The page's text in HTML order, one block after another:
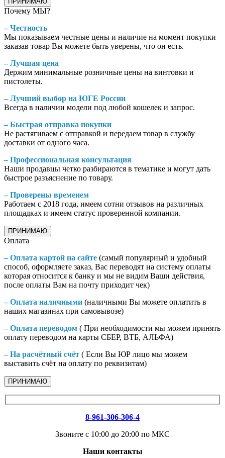
Почему МЫ?
– Честность
Мы показываем честные цены и наличие на момент покупки
заказав товар Вы можете быть уверены, что он есть.
– Лучшая цена
Держим минимальные розничные цены на винтовки и
пистолеты.
– Лучший выбор на ЮГЕ России
Всегда в наличии модели под любой кошелек и запрос.
– Быстрая отправка покупки
Не растягиваем с отправкой и передаем товар в службу
доставки от одного часа.
– Профессиональная консультация
Наши продавцы четко разбираются в тематике и могут дать
быстрое разъяснение по товару.
– Проверены временем
Работаем с 2018 года, имеем сотни отзывов на различных
площадках и имеем статус проверенной компании.
ПРИНИМАЮ
Оплата
– Оплата картой на сайте (самый популярный и удобный
способ, оформляете заказ, Вас переводят на систему оплаты
которая относится к банку и мы не видим Ваши действия,
после оплаты Вам на почту приходит чек)
– Оплата наличными (наличными Вы можете оплатить в
наших магазинах при самовывозе)
– Оплата переводом ( При необходимости мы можем принять
оплату переводом на карты СБЕР, ВТБ, АЛЬФА)
– На расчётный счёт ( Если Вы ЮР лицо мы можем
выставить счёт на оплату по реквизитам)
ПРИНИМАЮ
8-961-306-306-4
Звоните с 10:00 до 20:00 по МКС
Наши контакты